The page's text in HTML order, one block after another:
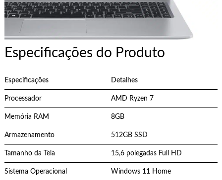
Especificações do Produto
Especificações Detalhes
Processador AMD Ryzen 7
Memória RAM 8GB
Armazenamento 512GB SSD
Tamanho da Tela 15,6 polegadas Full HD
Sistema Operacional Windows 11 Home